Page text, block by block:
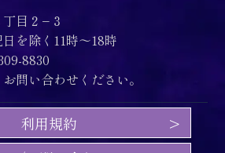
目２−３
を除く11時〜18時
8830
問い合わせください。
利用規約